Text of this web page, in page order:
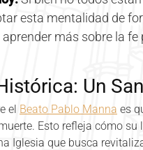
esta mentalidad de
más sobre la
Un
el Beato Pablo Manna es
Esto refleja cómo
Iglesia que busca